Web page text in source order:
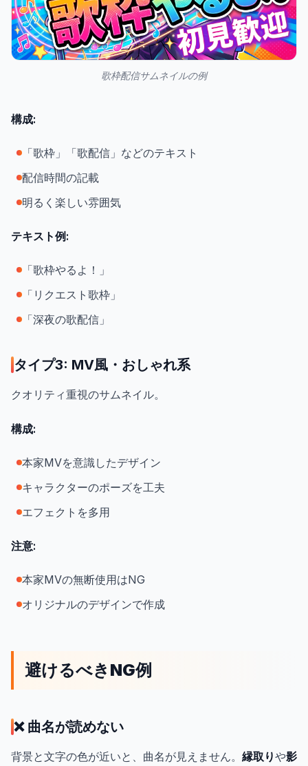
歌枠配信サムネイルの例
構成:
「歌枠」「歌配信」などのテキスト
配信時間の記載
明るく楽しい雰囲気
テキスト例:
「歌枠やるよ！」
「リクエスト歌枠」
「深夜の歌配信」
タイプ3: MV風・おしゃれ系
クオリティ重視のサムネイル。
構成:
本家MVを意識したデザイン
キャラクターのポーズを工夫
エフェクトを多用
注意:
本家MVの無断使用はNG
オリジナルのデザインで作成
避けるべきNG例
❌ 曲名が読めない
背景と文字の色が近いと、曲名が見えません。 縁取りや影